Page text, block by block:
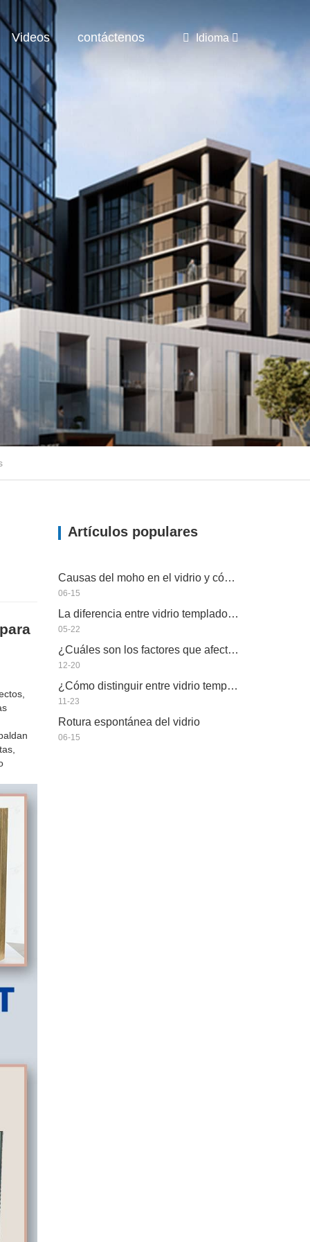
Videos contáctenos Idioma
Artículos populares
Causas del moho en el vidrio y cómo lidiar con
06-15
La diferencia entre vidrio templado y vidrio semitemplado
05-22
¿Cuáles son los factores que afectan la eficiencia energética del vidrio aislante?
12-20
¿Cómo distinguir entre vidrio templado y vidrio ordinario?
11-23
Rotura espontánea del vidrio
06-15